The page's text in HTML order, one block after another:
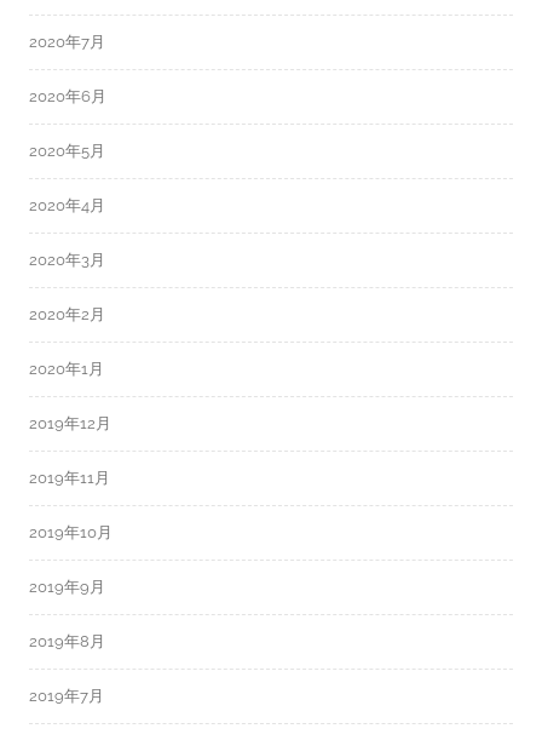
2020年7月
2020年6月
2020年5月
2020年4月
2020年3月
2020年2月
2020年1月
2019年12月
2019年11月
2019年10月
2019年9月
2019年8月
2019年7月